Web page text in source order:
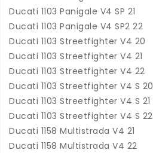
Ducati 1103 Panigale V4 SP 21
Ducati 1103 Panigale V4 SP2 22
Ducati 1103 Streetfighter V4 20
Ducati 1103 Streetfighter V4 21
Ducati 1103 Streetfighter V4 22
Ducati 1103 Streetfighter V4 S 20
Ducati 1103 Streetfighter V4 S 21
Ducati 1103 Streetfighter V4 S 22
Ducati 1158 Multistrada V4 21
Ducati 1158 Multistrada V4 22